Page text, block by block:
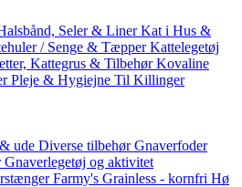
Seler & Liner Kat i Hus &
/ Senge & Tæpper Kattelegetøj
Kattegrus & Tilbehør Kovaline
Pleje & Hygiejne Til Killinger
ude Diverse tilbehør Gnaverfoder
Gnaverlegetøj og aktivitet
Farmy's Grainless - kornfri Hø